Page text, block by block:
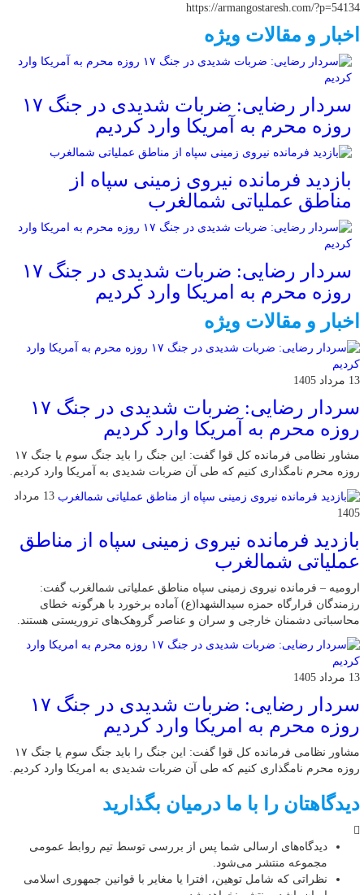
https://armangostaresh.com/?p=54134
اخبار و مقالات ویژه
سردار رضایی: ضربات شدیدی در جنگ ۱۷
روزه محرم به آمریکا وارد کردیم
بازدید فرمانده نیروی زمینی سپاه از
مناطق عملیاتی شمالغرب
سردار رضایی: ضربات شدیدی در جنگ ۱۷
روزه محرم به امریکا وارد کردیم
اخبار و مقالات ویژه
13 مرداد 1405
سردار رضایی: ضربات شدیدی در جنگ ۱۷
روزه محرم به آمریکا وارد کردیم
مشاور نظامی فرمانده کل قوا گفت: این جنگ را باید جنگ سوم یا جنگ ۱۷
روزه محرم نامگذاری کنیم که طی آن ضربات شدیدی به آمریکا وارد کردیم.
13 مرداد
1405
بازدید فرمانده نیروی زمینی سپاه از مناطق
عملیاتی شمالغرب
ارومیه – فرمانده نیروی زمینی سپاه مناطق عملیاتی شمالغرب گفت:
رزمندگان قرارگاه حمزه سیدالشهدا(ع) آماده برخورد با هرگونه خطای
محاسباتی دشمنان خارجی و سران و عناصر گروهک‌های تروریستی هستند.
13 مرداد 1405
سردار رضایی: ضربات شدیدی در جنگ ۱۷
روزه محرم به امریکا وارد کردیم
مشاور نظامی فرمانده کل قوا گفت: این جنگ را باید جنگ سوم یا جنگ ۱۷
روزه محرم نامگذاری کنیم که طی آن ضربات شدیدی به امریکا وارد کردیم.
دیدگاهتان را با ما درمیان بگذارید
دیدگاه‌های ارسالی شما پس از بررسی توسط تیم روابط عمومی
مجموعه منتشر می‌شود.
نظراتی که شامل توهین، افترا یا مغایر با قوانین جمهوری اسلامی